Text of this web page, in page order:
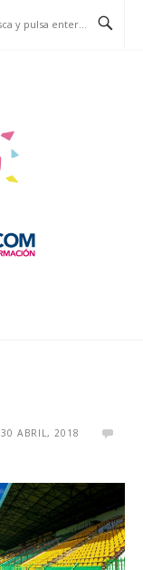
30 ABRIL, 2018